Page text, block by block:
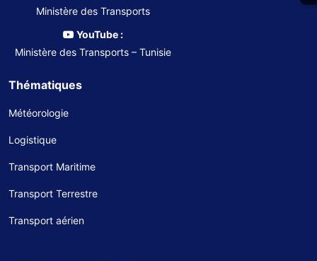
Ministère des Transports
YouTube :
Ministère des Transports – Tunisie
Thématiques
Météorologie
Logistique
Transport Maritime
Transport Terrestre
Transport aérien